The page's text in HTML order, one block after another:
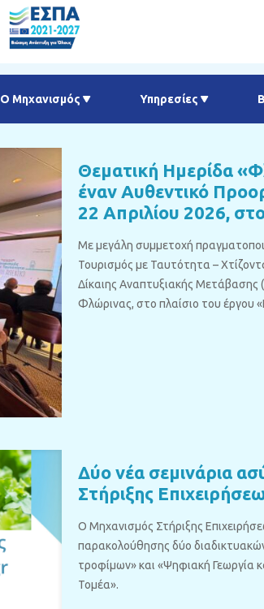
Ο Μηχανισμός Υπηρεσίες
Θεματική Ημερίδα
έναν Αυθεντικό
22 Απριλίου 2026,
Με μεγάλη συμμετοχή
Τουρισμός με Ταυτότητα –
Δίκαιης Αναπτυξιακής
Φλώρινας, στο πλαίσιο του έργου
Δύο νέα σεμινάρια
Στήριξης
Ο Μηχανισμός Στήριξης
παρακολούθησης δύο
τροφίμων» και «Ψηφιακή Γεωργία
Τομέα».